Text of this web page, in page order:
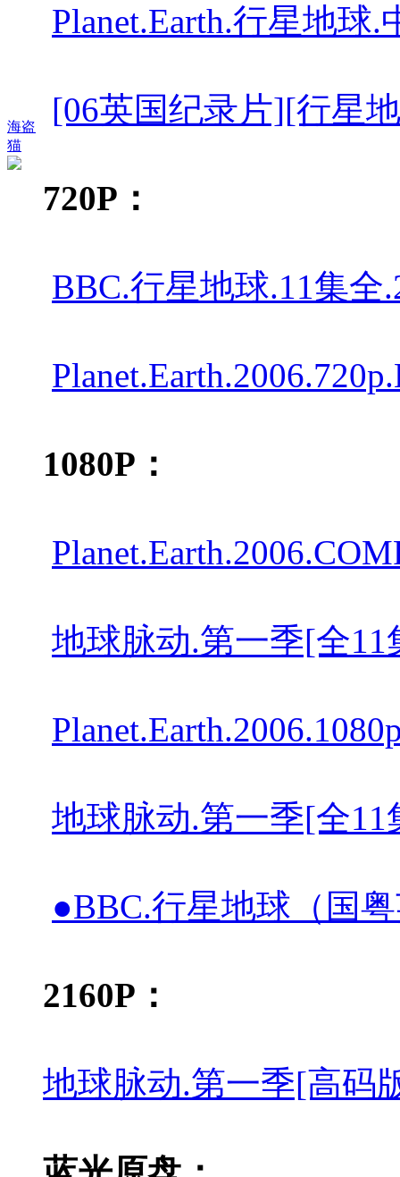
海盗
猫
Planet.Earth.行星地球
[06英国纪录片][行星
720P：
BBC.行星地球.11集全
1080P：
地球脉动.第一季[全11
地球脉动.第一季[全11
●BBC.行星地球（国粤
2160P：
地球脉动.第一季[高码